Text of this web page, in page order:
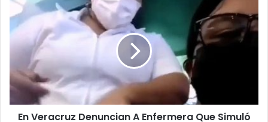
En
Veracruz
Denuncian
Enfermera
Simuló
Aplicar
Anticovid
En Veracruz Denuncian A Enfermera Que Simuló